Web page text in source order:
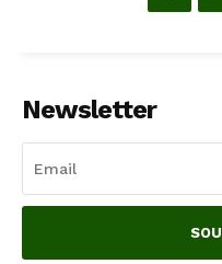
Newsletter